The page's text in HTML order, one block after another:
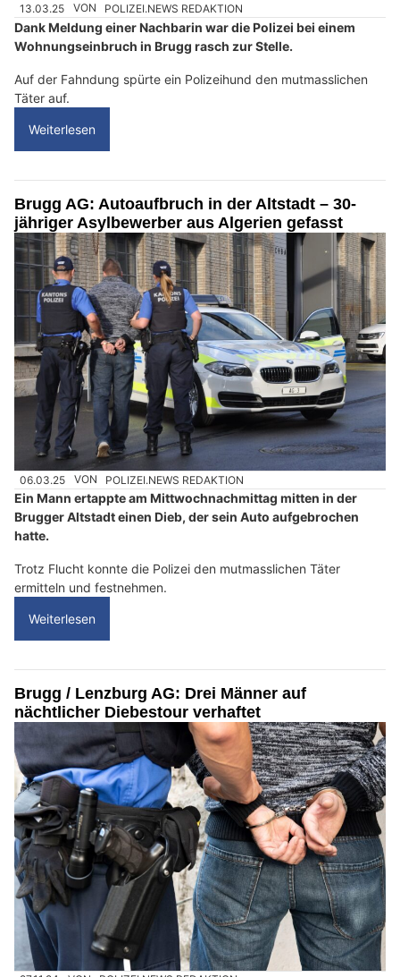
13.03.25 VON POLIZEI.NEWS REDAKTION
Dank Meldung einer Nachbarin war die Polizei bei einem
Wohnungseinbruch in Brugg rasch zur Stelle.
Auf der Fahndung spürte ein Polizeihund den mutmasslichen
Täter auf.
Weiterlesen
Brugg AG: Autoaufbruch in der Altstadt – 30-
jähriger Asylbewerber aus Algerien gefasst
06.03.25 VON POLIZEI.NEWS REDAKTION
Ein Mann ertappte am Mittwochnachmittag mitten in der
Brugger Altstadt einen Dieb, der sein Auto aufgebrochen
hatte.
Trotz Flucht konnte die Polizei den mutmasslichen Täter
ermitteln und festnehmen.
Weiterlesen
Brugg / Lenzburg AG: Drei Männer auf
nächtlicher Diebestour verhaftet